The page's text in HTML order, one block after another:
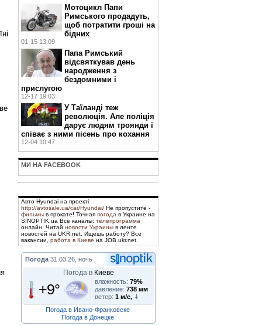
Мотоцикл Папи
Римського продадуть,
щоб потратити гроші на
бідних
01-15 13:09
Папа Римський
відсвяткував день
народження з
бездомними і
прислугою
12-17 19:03
У Таїланді теж
революція. Але поліція
дарує людям троянди і
співає з ними пісень про кохання
12-04 10:47
МИ НА FACEBOOK
Авто Hyundai на проекті
http://avtosale.ua/car/Hyundai/ Не пропустите -
фильмы в прокате! Точная погода в Украине на
SINOPTIK.ua Все каналы: телепрограмма
онлайн. Читай новости Украины в ленте
новостей на UKR.net. Ищешь работу? Все
вакансии, работа в Киеве на JOB.ukr.net.
Погода 31.03.26, ночь
Погода в Киеве
+9° влажность: 79%
давление: 738 мм
ветер: 1 м/с,
Погода в Ивано-Франковске
Погода в Донецке